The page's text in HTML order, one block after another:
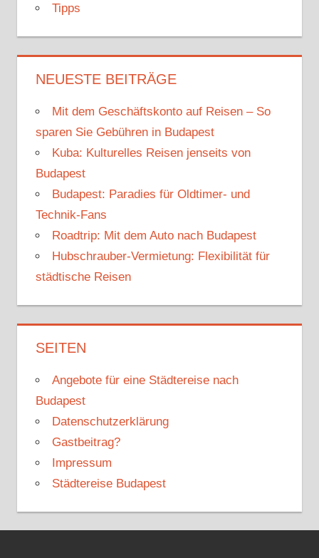
Tipps
NEUESTE BEITRÄGE
Mit dem Geschäftskonto auf Reisen – So
sparen Sie Gebühren in Budapest
Kuba: Kulturelles Reisen jenseits von
Budapest
Budapest: Paradies für Oldtimer- und
Technik-Fans
Roadtrip: Mit dem Auto nach Budapest
Hubschrauber-Vermietung: Flexibilität für
städtische Reisen
SEITEN
Angebote für eine Städtereise nach
Budapest
Datenschutzerklärung
Gastbeitrag?
Impressum
Städtereise Budapest